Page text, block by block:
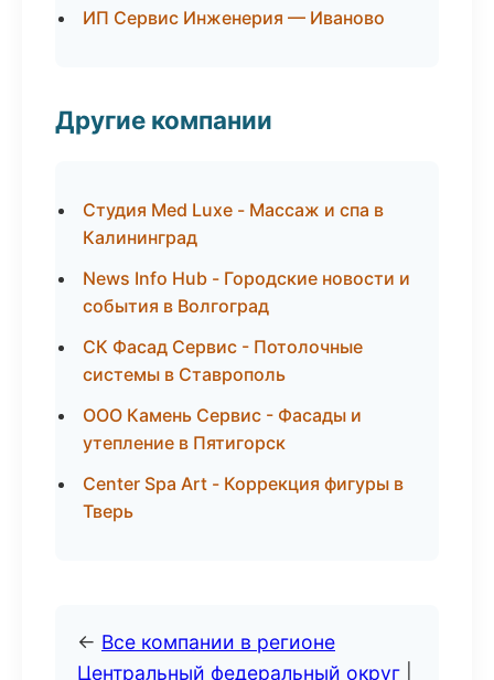
ИП Сервис Инженерия — Иваново
Другие компании
Студия Med Luxe - Массаж и спа в
Калининград
News Info Hub - Городские новости и
события в Волгоград
СК Фасад Сервис - Потолочные
системы в Ставрополь
ООО Камень Сервис - Фасады и
утепление в Пятигорск
Center Spa Art - Коррекция фигуры в
Тверь
← Все компании в регионе
Центральный федеральный округ